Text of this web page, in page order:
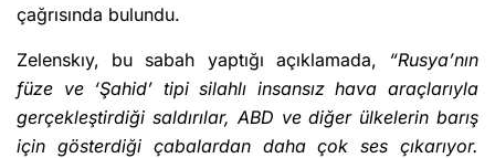
çağrısında bulundu.
Zelenskıy, bu sabah yaptığı açıklamada, “Rusya’nın
füze ve ‘Şahid’ tipi silahlı insansız hava araçlarıyla
gerçekleştirdiği saldırılar, ABD ve diğer ülkelerin barış
için gösterdiği çabalardan daha çok ses çıkarıyor.